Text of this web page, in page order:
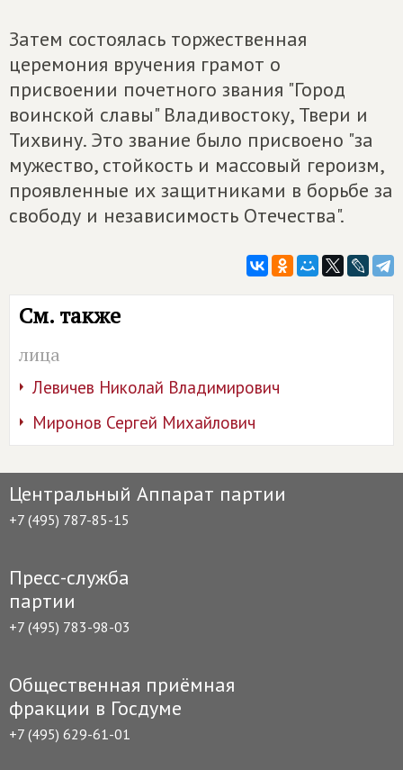
Затем состоялась торжественная
церемония вручения грамот о
присвоении почетного звания "Город
воинской славы" Владивостоку, Твери и
Тихвину. Это звание было присвоено "за
мужество, стойкость и массовый героизм,
проявленные их защитниками в борьбе за
свободу и независимость Отечества".
См. также
лица
Левичев Николай Владимирович
Миронов Сергей Михайлович
Центральный Аппарат партии
+7 (495) 787-85-15
Пресс-служба
партии
+7 (495) 783-98-03
Общественная приёмная
фракции в Госдуме
+7 (495) 629-61-01